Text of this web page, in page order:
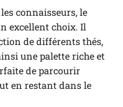
connaisseurs, le
excellent choix. Il
de différents thés,
une palette riche et
de parcourir
en restant dans le